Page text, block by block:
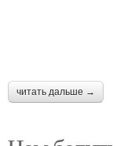
читать дальше →